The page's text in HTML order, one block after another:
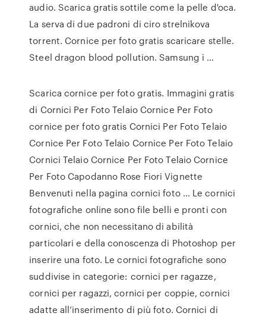
audio. Scarica gratis sottile come la pelle d'oca.
La serva di due padroni di ciro strelnikova
torrent. Cornice per foto gratis scaricare stelle.
Steel dragon blood pollution. Samsung i …
Scarica cornice per foto gratis. Immagini gratis
di Cornici Per Foto Telaio Cornice Per Foto
cornice per foto gratis Cornici Per Foto Telaio
Cornice Per Foto Telaio Cornice Per Foto Telaio
Cornici Telaio Cornice Per Foto Telaio Cornice
Per Foto Capodanno Rose Fiori Vignette
Benvenuti nella pagina cornici foto … Le cornici
fotografiche online sono file belli e pronti con
cornici, che non necessitano di abilità
particolari e della conoscenza di Photoshop per
inserire una foto. Le cornici fotografiche sono
suddivise in categorie: cornici per ragazze,
cornici per ragazzi, cornici per coppie, cornici
adatte all’inserimento di più foto. Cornici di